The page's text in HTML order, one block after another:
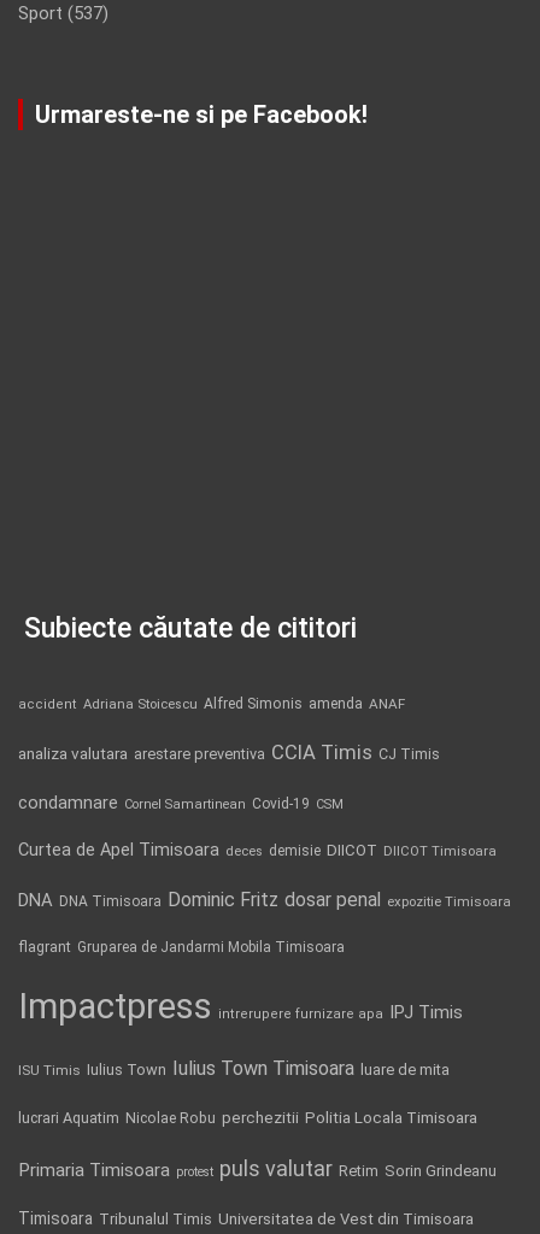
Sport (537)
Urmareste-ne si pe Facebook!
Subiecte căutate de cititori
accident Adriana Stoicescu Alfred Simonis amenda ANAF
analiza valutara arestare preventiva CCIA Timis CJ Timis
condamnare Cornel Samartinean Covid-19 CSM
Curtea de Apel Timisoara deces demisie DIICOT DIICOT Timisoara
DNA DNA Timisoara Dominic Fritz dosar penal expozitie Timisoara
flagrant Gruparea de Jandarmi Mobila Timisoara
Impactpress intrerupere furnizare apa IPJ Timis
ISU Timis Iulius Town Iulius Town Timisoara luare de mita
lucrari Aquatim Nicolae Robu perchezitii Politia Locala Timisoara
Primaria Timisoara protest puls valutar Retim Sorin Grindeanu
Timisoara Tribunalul Timis Universitatea de Vest din Timisoara